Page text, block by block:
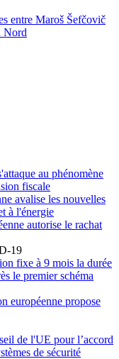
entre Maroš Šefčovič
Nord
au phénomène
fiscale
avalise les nouvelles
à l'énergie
autorise le rachat
19
fixe à 9 mois la durée
le premier schéma
européenne propose
de l'UE pour l’accord
de sécurité